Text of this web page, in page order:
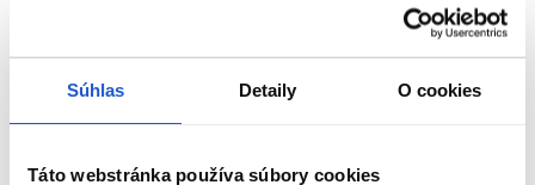
Súhlas Detaily O cookies
Táto webstránka používa súbory cookies
úpravu účesu.